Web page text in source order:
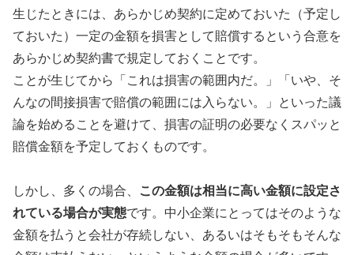
生じたときには、あらかじめ契約に定めておいた（予定し
ておいた）一定の金額を損害として賠償するという合意を
あらかじめ契約書で規定しておくことです。
ことが生じてから「これは損害の範囲内だ。」「いや、そ
んなの間接損害で賠償の範囲には入らない。」といった議
論を始めることを避けて、損害の証明の必要なくスパッと
賠償金額を予定しておくものです。
しかし、多くの場合、
この金額は相当に高い金額に設定さ
れている場合が実態です。中小企業にとってはそのような
金額を払うと会社が存続しない、あるいはそもそもそんな